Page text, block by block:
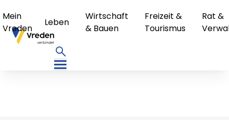
Mein
Vreden
Leben
Wirtschaft
& Bauen
Freizeit &
Tourismus
Rat &